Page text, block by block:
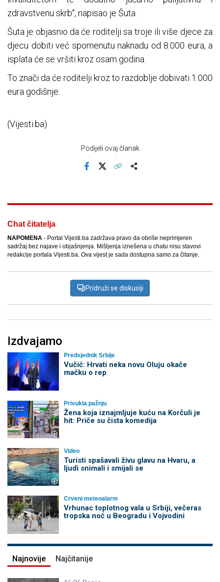
zdravstvenu skrb", napisao je Šuta.
Šuta je objasnio da će roditelji sa troje ili više djece za
djecu dobiti već spomenutu naknadu od 8.000 eura, a
isplata će se vršiti kroz osam godina.
To znači da će roditelji kroz to razdoblje dobivati 1.000
eura godišnje.
(Vijesti.ba)
Podijeli ovaj članak
Chat čitatelja
NAPOMENA - Portal Vijesti.ba zadržava pravo da obriše neprimjeren
sadržaj bez najave i objašnjenja. Mišljenja iznešena u chatu nisu stavovi
redakcije portala Vijesti.ba. Ova vijest je sada dostupna samo za čitanje.
Pridruži se diskusiji
Izdvajamo
Predsjednik Srbije
Vučić: Hrvati neka novu Oluju okače
mačku o rep
Privukla pažnju
Žena koja iznajmljuje kuću na Korčuli je
hit: Priče su čista komedija
Video
Turisti spašavali živu glavu na Hvaru, a
ljudi snimali i smijali se
Crveni meteoalarm
Vrhunac toplotnog vala u Srbiji, večeras
tropska noć u Beogradu i Vojvodini
Najnovije Najčitanije